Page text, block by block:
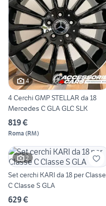
4
4 Cerchi GMP STELLAR da 18
Mercedes C GLA GLC SLK
819 €
Roma (RM)
2
Set cerchi KARI da 18 per Classe
C Classe S GLA
629 €